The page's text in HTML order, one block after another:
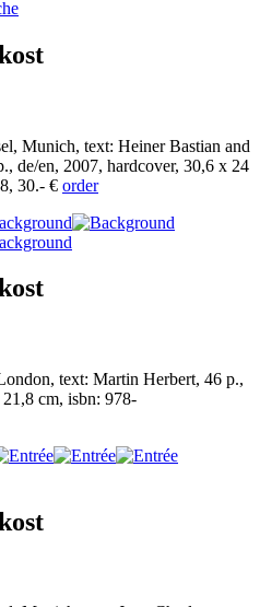
Munich, text: Heiner Bastian and
de/en, 2007, hardcover, 30,6 x 24
, 30.- € order
text: Martin Herbert, 46 p.,
21 ,8 cm, isbn: 978-